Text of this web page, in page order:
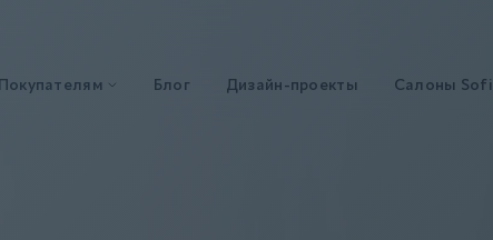
Покупателям Блог Дизайн-проекты Салоны